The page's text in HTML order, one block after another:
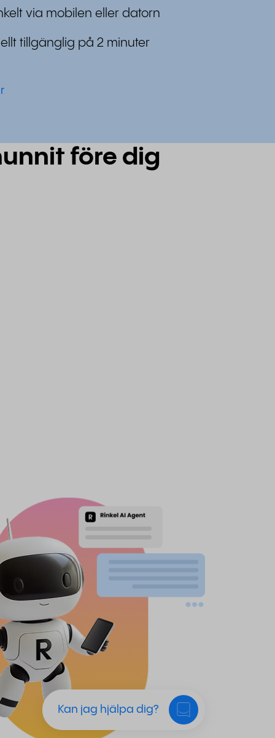
via mobilen eller datorn
tillgänglig på 2 minuter
före dig
Kan jag hjälpa dig?